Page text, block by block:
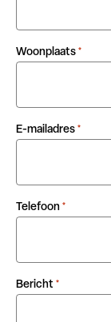
Woonplaats *
E-mailadres *
Telefoon *
Bericht *